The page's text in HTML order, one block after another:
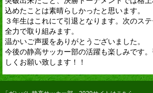
込めたことは素晴らしかったと思います。
３年生はこれにて引退となります。次のス
全力で取り組みます。
温かいご声援をありがとうございました。
今後の静高サッカー部の活躍も楽しみです
しくお願い致します！！